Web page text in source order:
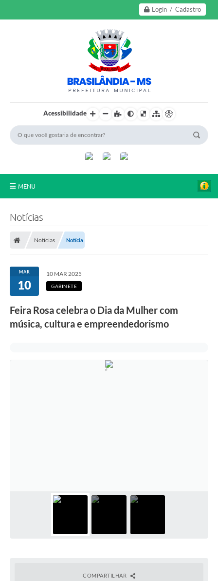
Login / Cadastro
Acessibilidade
MENU
Transparência
Câmara Municipal
e-SIC
Notícias
Notícias Notícia
MAR
10
10 MAR 2025
GABINETE
Feira Rosa celebra o Dia da Mulher com
música, cultura e empreendedorismo
COMPARTILHAR